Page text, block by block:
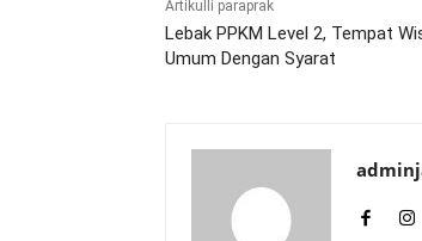
Artikulli paraprak
Lebak PPKM Level 2, Tempat
Umum Dengan Syarat